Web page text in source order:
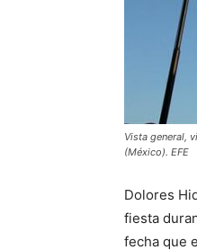
Vista general,
(México). EFE
Dolores
fiesta
fecha que